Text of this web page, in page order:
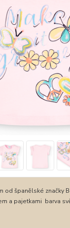
od španělské značky
a pajetkami barva